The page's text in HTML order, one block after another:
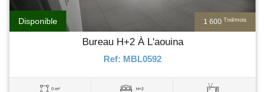
1 600 Tnd/mois
Disponible
Bureau H+2 À L'aouina
Ref: MBL0592
0 m² H+2